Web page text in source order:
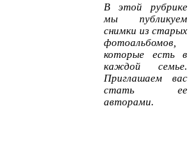
В этой рубрике
мы публикуем
снимки из старых
фотоальбомов,
которые есть в
каждой семье.
Приглашаем вас
стать ее
авторами.